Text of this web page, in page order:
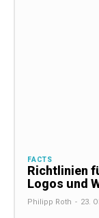
FACTS
Richtlinien
Logos und
Philipp Roth - 23.